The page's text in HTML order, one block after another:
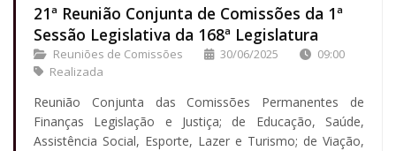
21ª Reunião Conjunta de Comissões da 1ª
Sessão Legislativa da 168ª Legislatura
Reuniões de Comissões 30/06/2025
09:00
Realizada
Reunião Conjunta das Comissões Permanentes de
Finanças Legislação e Justiça; de Educação, Saúde,
Assistência Social, Esporte, Lazer e Turismo; de Viação,